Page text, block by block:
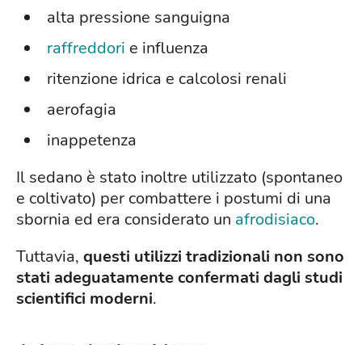
alta pressione sanguigna
raffreddori e influenza
ritenzione idrica e calcolosi renali
aerofagia
inappetenza
Il sedano è stato inoltre utilizzato (spontaneo
e coltivato) per combattere i postumi di una
sbornia ed era considerato un afrodisiaco.
Tuttavia, questi utilizzi tradizionali non sono
stati adeguatamente confermati dagli studi
scientifici moderni.